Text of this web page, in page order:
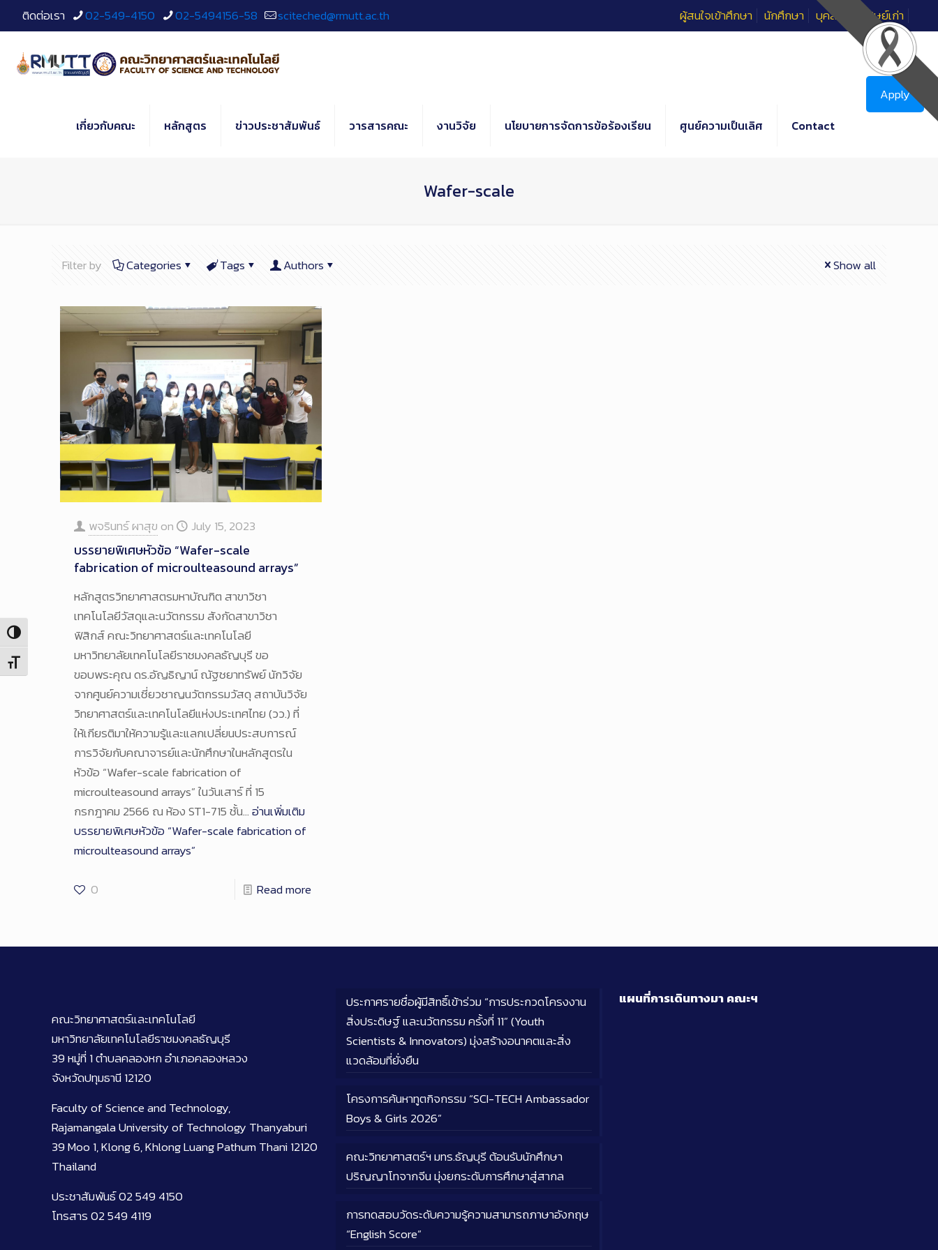
to
Content
Toggle High Contrast
Toggle Font size
ติดต่อเรา 02-549-4150 02-5494156-58 sciteched@rmutt.ac.th ผู้สนใจเข้าศึกษา นักศึกษา บุคลากร ศิษย์เก่า
เกี่ยวกับคณะ หลักสูตร ข่าวประชาสัมพันธ์ วารสารคณะ งานวิจัย นโยบายการจัดการข้อร้องเรียน ศูนย์ความเป็นเลิศ Contact
Apply
Wafer-scale
Filter by Categories Tags Authors Show all
พจรินทร์ ผาสุข on July 15, 2023
บรรยายพิเศษหัวข้อ “Wafer-scale
fabrication of microulteasound arrays”
หลักสูตรวิทยาศาสตรมหาบัณฑิต สาขาวิชา
เทคโนโลยีวัสดุและนวัตกรรม สังกัดสาขาวิชา
ฟิสิกส์ คณะวิทยาศาสตร์และเทคโนโลยี
มหาวิทยาลัยเทคโนโลยีราชมงคลธัญบุรี ขอ
ขอบพระคุณ ดร.อัญธิญาน์ ณัฐชยาทรัพย์ นักวิจัย
จากศูนย์ความเชี่ยวชาญนวัตกรรมวัสดุ สถาบันวิจัย
วิทยาศาสตร์และเทคโนโลยีแห่งประเทศไทย (วว.) ที่
ให้เกียรติมาให้ความรู้และแลกเปลี่ยนประสบการณ์
การวิจัยกับคณาจารย์และนักศึกษาในหลักสูตรใน
หัวข้อ “Wafer-scale fabrication of
microulteasound arrays” ในวันเสาร์ ที่ 15
กรกฎาคม 2566 ณ ห้อง ST1-715 ชั้น…อ่านเพิ่มเติม
บรรยายพิเศษหัวข้อ “Wafer-scale fabrication of
microulteasound arrays”
0 Read more
คณะวิทยาศาสตร์และเทคโนโลยี
มหาวิทยาลัยเทคโนโลยีราชมงคลธัญบุรี
39 หมู่ที่ 1 ตำบลคลองหก อำเภอคลองหลวง
จังหวัดปทุมธานี 12120
Faculty of Science and Technology,
Rajamangala University of Technology Thanyaburi
39 Moo 1, Klong 6, Khlong Luang Pathum Thani 12120
Thailand
ประชาสัมพันธ์ 02 549 4150
โทรสาร 02 549 4119
ประกาศรายชื่อผู้มีสิทธิ์เข้าร่วม “การประกวดโครงงาน
สิ่งประดิษฐ์ และนวัตกรรม ครั้งที่ 11” (Youth
Scientists & Innovators) มุ่งสร้างอนาคตและสิ่ง
แวดล้อมที่ยั่งยืน
โครงการค้นหาทูตกิจกรรม “SCI-TECH Ambassador
Boys & Girls 2026”
คณะวิทยาศาสตร์ฯ มทร.ธัญบุรี ต้อนรับนักศึกษา
ปริญญาโทจากจีน มุ่งยกระดับการศึกษาสู่สากล
การทดสอบวัดระดับความรู้ความสามารถภาษาอังกฤษ
“English Score”
แผนที่การเดินทางมาคณะฯ